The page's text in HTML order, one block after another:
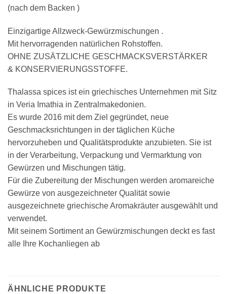
(nach dem Backen )
Einzigartige Allzweck-Gewürzmischungen .
Mit hervorragenden natürlichen Rohstoffen.
OHNE ZUSÄTZLICHE GESCHMACKSVERSTÄRKER
& KONSERVIERUNGSSTOFFE.
Thalassa spices ist ein griechisches Unternehmen mit Sitz
in Veria Imathia in Zentralmakedonien.
Es wurde 2016 mit dem Ziel gegründet, neue
Geschmacksrichtungen in der täglichen Küche
hervorzuheben und Qualitätsprodukte anzubieten. Sie ist
in der Verarbeitung, Verpackung und Vermarktung von
Gewürzen und Mischungen tätig.
Für die Zubereitung der Mischungen werden aromareiche
Gewürze von ausgezeichneter Qualität sowie
ausgezeichnete griechische Aromakräuter ausgewählt und
verwendet.
Mit seinem Sortiment an Gewürzmischungen deckt es fast
alle Ihre Kochanliegen ab
ÄHNLICHE PRODUKTE